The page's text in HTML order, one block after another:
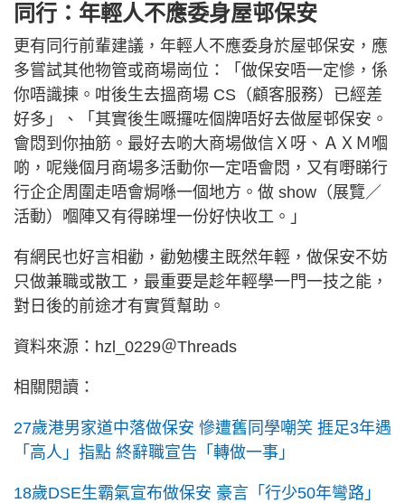
同行：年輕人不應委身屋邨保安
更有同行前輩建議，年輕人不應委身於屋邨保安，應
多嘗試其他物管或商場崗位：「做保安唔一定慘，係
你唔識揀。咁後生去搵商場 CS（顧客服務）已經差
好多」、「其實後生嘅攞咗個牌唔好去做屋邨保安。
會悶到你抽筋。最好去啲大商場做信Ｘ呀、ＡＸＭ嗰
啲，呢幾個月商場多活動你一定唔會悶，又有嘢睇行
行企企周圍走唔會焗喺一個地方。做 show（展覽／
活動）嗰陣又有得睇埋一份好快收工。」
有網民也好言相勸，勸勉樓主既然年輕，做保安不妨
只做兼職或散工，最重要是趁年輕學一門一技之能，
對日後的前途才有實質幫助。
資料來源：hzl_0229＠Threads
相關閱讀：
27歲港男家道中落做保安 慘遭舊同學嘲笑 捱足3年遇
「高人」指點 終辭職宣告「轉做一事」
18歲DSE生霸氣宣布做保安 豪言「行少50年彎路」